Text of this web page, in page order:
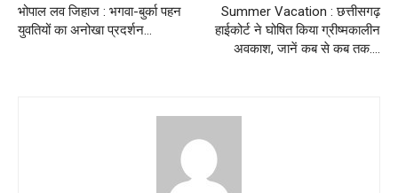
भोपाल लव जिहाज : भगवा-बुर्का पहन
युवतियों का अनोखा प्रदर्शन…
Summer Vacation : छत्तीसगढ़
हाईकोर्ट ने घोषित किया ग्रीष्मकालीन
अवकाश, जानें कब से कब तक….